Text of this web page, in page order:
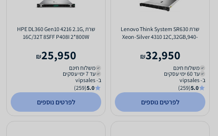
שרת Lenovo Think System SR630
Xeon-Silver 4310 12C,32GB,940-
32,950
₪
משלוח חינם
עד 60 ימי עסקים
ב- vipsales
5.0
(259)
לפרטים נוספים
שרת HPE DL360 Gen10 4216 2.1G,
16C/32T 8SFF P408I 2*800W
25,950
₪
משלוח חינם
עד 7 ימי עסקים
ב- vipsales
5.0
(259)
לפרטים נוספים